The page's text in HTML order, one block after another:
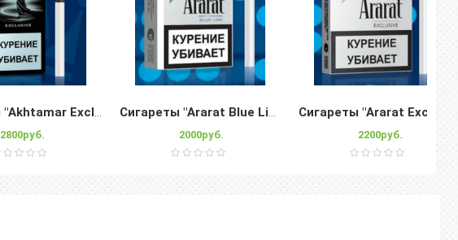
Сигареты "Akhtamar Exclusive Black"115s
2800руб.
Сигареты "Ararat Blue Line" 84mm
2000руб. 2200руб.